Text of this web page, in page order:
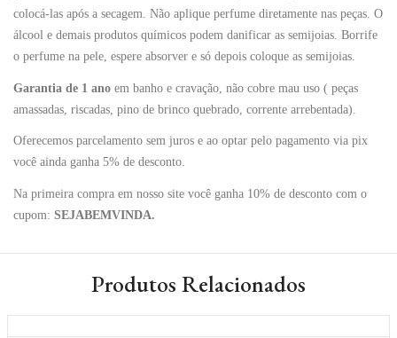
colocá-las após a secagem. Não aplique perfume diretamente nas peças. O
álcool e demais produtos químicos podem danificar as semijoias. Borrife
o perfume na pele, espere absorver e só depois coloque as semijoias.
Garantia de 1 ano em banho e cravação, não cobre mau uso ( peças
amassadas, riscadas, pino de brinco quebrado, corrente arrebentada).
Oferecemos parcelamento sem juros e ao optar pelo pagamento via pix
você ainda ganha 5% de desconto.
Na primeira compra em nosso site você ganha 10% de desconto com o
cupom: SEJABEMVINDA.
Produtos Relacionados